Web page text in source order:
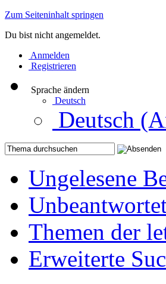
Zum Seiteninhalt springen
Du bist nicht angemeldet.
Anmelden
Registrieren
Sprache ändern
Deutsch
Deutsch
Ungelesene
Themen der
Erweiterte